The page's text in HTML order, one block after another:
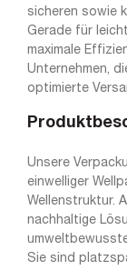
sicheren sowie
Gerade für
maximale
Unternehmen,
optimierte
Unsere
einwelliger
Wellenstruktur.
nachhaltige
Sie sind